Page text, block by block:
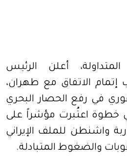
أعلن الرئيس
إتمام الاتفاق مع طهران،
في رفع الحصار البحري
خطوة اعتُبرت مؤشراً على
واشنطن للملف الإيراني
والضغوط المتبادلة.